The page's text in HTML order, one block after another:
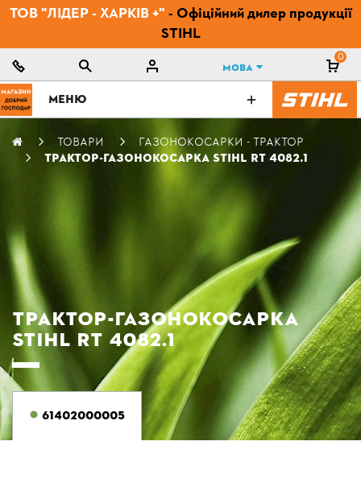
ТОВ "ЛІДЕР - ХАРКІВ +" - Офіційний дилер продукції
STIHL
Мова
0
МЕНЮ
ТОВАРИ
ГАЗОНОКОСАРКИ - ТРАКТОР
ТРАКТОР-ГАЗОНОКОСАРКА STIHL RT 4082.1
ТРАКТОР-ГАЗОНОКОСАРКА
STIHL RT 4082.1
61402000005